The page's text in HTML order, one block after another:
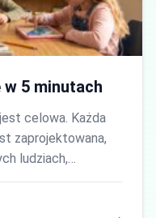
5 minutach
celowa. Każda
zaprojektowana,
ludziach,…